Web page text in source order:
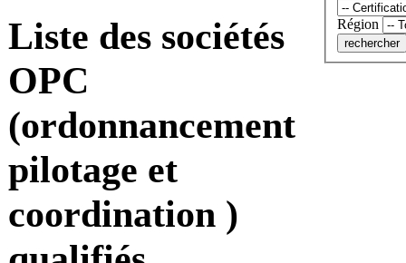
Liste des sociétés
OPC
(ordonnancement
pilotage et
coordination )
Région